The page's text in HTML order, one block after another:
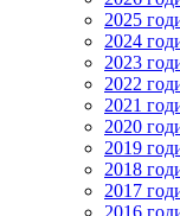
2025
2024
2023
2022
2021
2020
2019
2018
2017
2016